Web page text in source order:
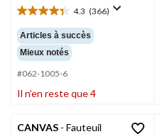
4.3 (366)
4.3
étoile(s)
sur
5.
366
Articles à succès
Mieux notés
#062-1005-6
Il n’en reste que 4
CANVAS - Fauteuil